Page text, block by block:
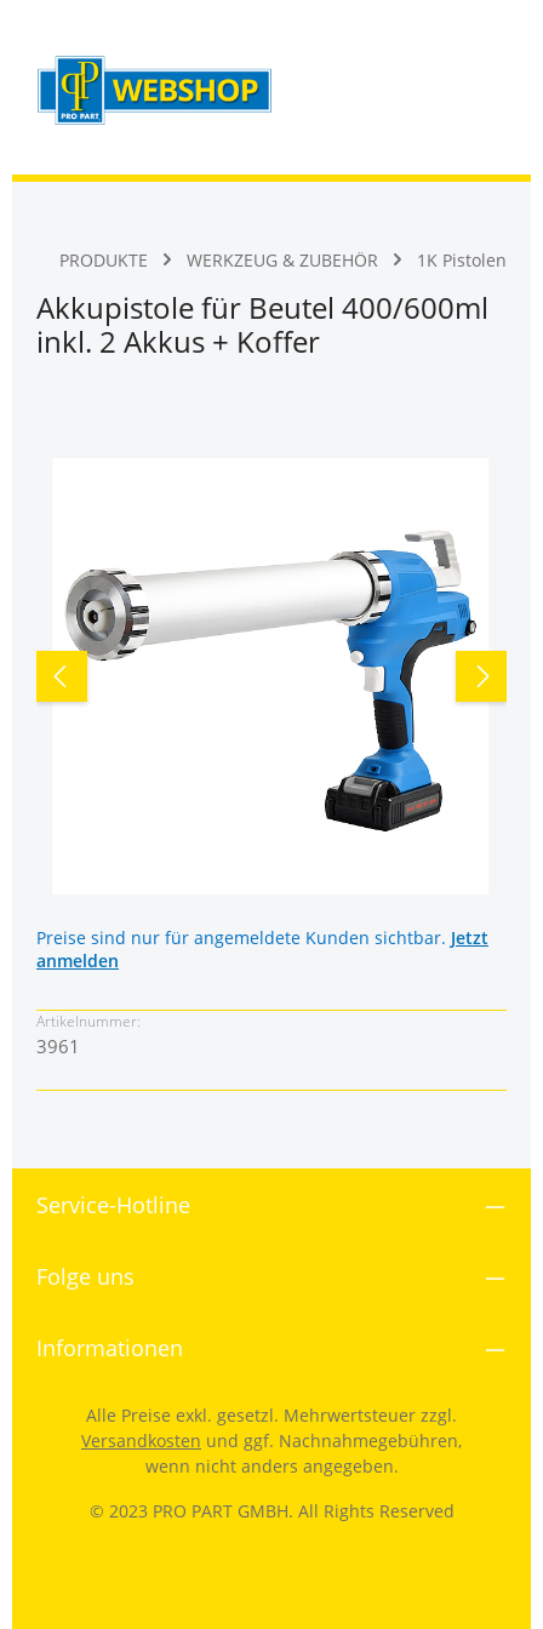
PRODUKTE WERKZEUG & ZUBEHÖR 1K Pistolen
Akkupistole für Beutel 400/600ml
inkl. 2 Akkus + Koffer
Preise sind nur für angemeldete Kunden sichtbar. Jetzt
anmelden
Artikelnummer:
3961
Service-Hotline
Folge uns
Informationen
© 2023 PRO PART GMBH. All Rights Reserved
Alle Preise exkl. gesetzl. Mehrwertsteuer zzgl.
Versandkosten und ggf. Nachnahmegebühren,
wenn nicht anders angegeben.